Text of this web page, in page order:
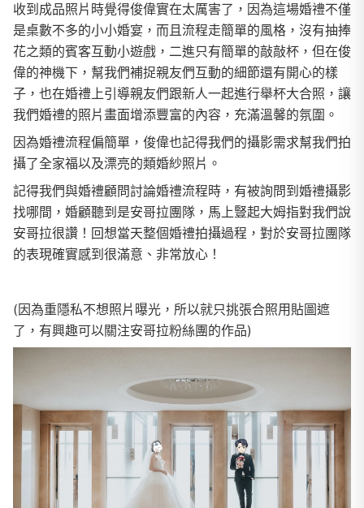
收到成品照片時覺得俊偉實在太厲害了，因為這場婚禮不僅
是桌數不多的小小婚宴，而且流程走簡單的風格，沒有抽捧
花之類的賓客互動小遊戲，二進只有簡單的敲敲杯，但在俊
偉的神機下，幫我們補捉親友們互動的細節還有開心的樣
子，也在婚禮上引導親友們跟新人一起進行舉杯大合照，讓
我們婚禮的照片畫面增添豐富的內容，充滿溫馨的氛圍。
因為婚禮流程偏簡單，俊偉也記得我們的攝影需求幫我們拍
攝了全家福以及漂亮的類婚紗照片。
記得我們與婚禮顧問討論婚禮流程時，有被詢問到婚禮攝影
找哪間，婚顧聽到是安哥拉團隊，馬上豎起大姆指對我們說
安哥拉很讚！回想當天整個婚禮拍攝過程，對於安哥拉團隊
的表現確實感到很滿意、非常放心！
(因為重隱私不想照片曝光，所以就只挑張合照用貼圖遮
了，有興趣可以關注安哥拉粉絲團的作品)